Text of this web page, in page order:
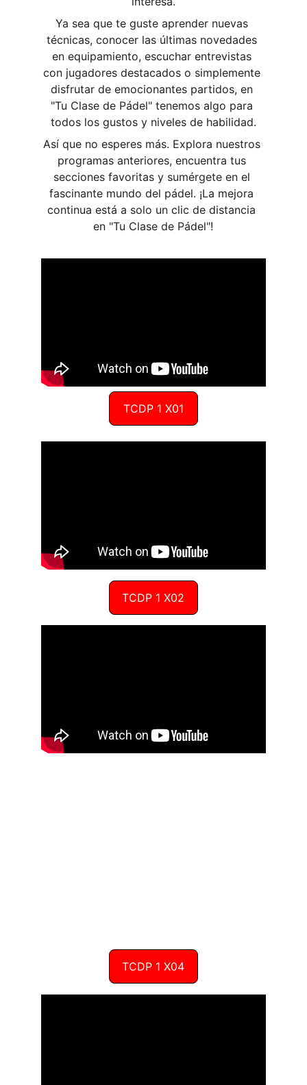
Ya sea que te guste aprender nuevas
técnicas, conocer las últimas novedades
en equipamiento, escuchar entrevistas
con jugadores destacados o simplemente
disfrutar de emocionantes partidos, en
"Tu Clase de Pádel" tenemos algo para
todos los gustos y niveles de habilidad.
Así que no esperes más. Explora nuestros
programas anteriores, encuentra tus
secciones favoritas y sumérgete en el
fascinante mundo del pádel. ¡La mejora
continua está a solo un clic de distancia
en "Tu Clase de Pádel"!
TCDP 1 X01
TCDP 1 X02
TCDP 1 X04